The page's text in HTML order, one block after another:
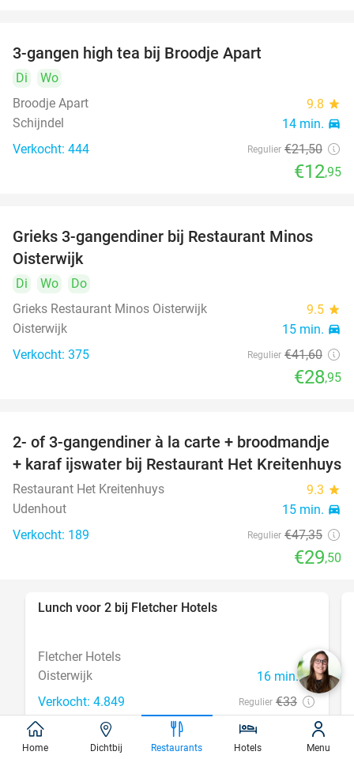
3-gangen high tea bij Broodje Apart
Di
Wo
Broodje Apart
9.8 star
Schijndel 14 min. directions_car
Verkocht: 444 Regulier €21,50
€12,95
30%
Grieks 3-gangendiner bij Restaurant Minos
Oisterwijk
Di Wo
Do
Grieks Restaurant Minos Oisterwijk
9.5 star
Oisterwijk 15 min. directions_car
Verkocht: 375 Regulier €41,60
€28,95
38%
2- of 3-gangendiner à la carte + broodmandje
+ karaf ijswater bij Restaurant Het Kreitenhuys
Restaurant Het Kreitenhuys 9.3 star
Udenhout 15 min. directions_car
Verkocht: 189 Regulier €47,35
€29,50
Lunch voor 2 bij Fletcher Hotels
Fletcher Hotels
Oisterwijk
16 min.directions_car
Verkocht: 4.849 Regulier €33
,90
Home Dichtbij Restaurants Hotels Menu